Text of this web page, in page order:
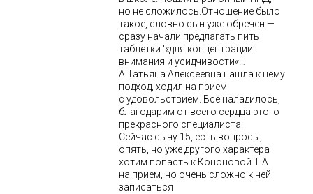
но не сложилось.Отношение было
такое, словно сын уже обречен —
сразу начали предлагать пить
таблетки '«для концентрации
внимания и усидчивости«…
А Татьяна Алексеевна нашла к нему
подход, ходил на прием
с удовольствием. Всё наладилось,
благодарим от всего сердца этого
прекрасного специалиста!
Сейчас сыну 15, есть вопросы,
опять, но уже другого характера
хотим попасть к Кононовой Т.А
на прием, но очень сложно к ней
записаться